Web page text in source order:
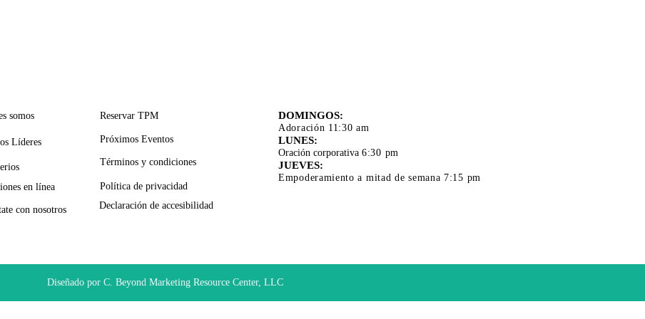
somos
Líderes
en línea
con nosotros
Reservar TPM
Términos y condiciones
Política de privacidad
Declaración de accesibilidad
Próximos Eventos
DOMINGOS:
Adoración 11:30 am
LUNES:
Oración corporativa 6:30 pm
JUEVES:
Empoderamiento a mitad de semana 7:15 pm
Diseñado por C. Beyond Marketing Resource Center, LLC